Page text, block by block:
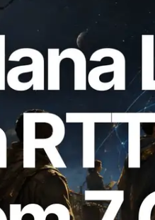
Slot API ด้วย
ทั่วโลก พร้อม
API